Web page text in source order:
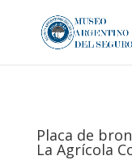
Placa de
La Agrícola